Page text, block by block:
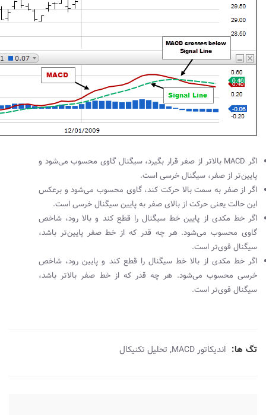
اگر MACD بالاتر از صفر قرار بگیرد، سیگنال گاوی محسوب می‌شود و
پایین‌تر از صفر، سیگنال خرسی است.
اگر از صفر به سمت بالا حرکت کند، گاوی محسوب می‌شود و برعکس
این حالت یعنی حرکت از بالای صفر به پایین سیگنال خرسی است.
اگر خط مکدی از پایین خط سیگنال را قطع کند و بالا رود، شاخص
گاوی محسوب می‌شود. هر چه قدر که از خط صفر پایین‌تر باشد،
سیگنال قوی‌تر است.
اگر خط مکدی از بالا خط سیگنال را قطع کند و پایین رود، شاخص
خرسی محسوب می‌شود. هر چه قدر که از خط صفر بالا‌تر باشد،
سیگنال قوی‌تر است.
تگ ها: اندیکاتور MACD , تحلیل تکنیکال